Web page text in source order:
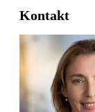
Kontakt